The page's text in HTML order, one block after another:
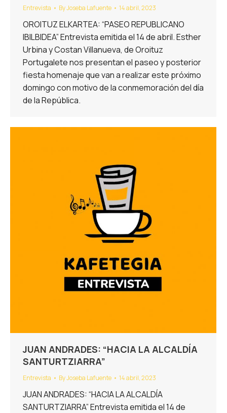
Entrevista ByJoseba Lafuente 14 abril, 2023
OROITUZ ELKARTEA: “PASEO REPUBLICANO
IBILBIDEA” Entrevista emitida el 14 de abril. Esther
Urbina y Costan Villanueva, de Oroituz
Portugalete nos presentan el paseo y posterior
fiesta homenaje que van a realizar este próximo
domingo con motivo de la conmemoración del día
de la República.
JUAN ANDRADES: “HACIA LA ALCALDÍA
SANTURTZIARRA”
Entrevista ByJoseba Lafuente 14 abril, 2023
JUAN ANDRADES: “HACIA LA ALCALDÍA
SANTURTZIARRA” Entrevista emitida el 14 de